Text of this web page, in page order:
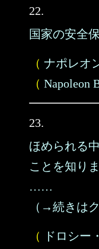
22.
国家の安全
（ ナポレオ
（ Napoleon
23.
ほめられる
ことを知りま
……
（→続きは
（ ドロシー